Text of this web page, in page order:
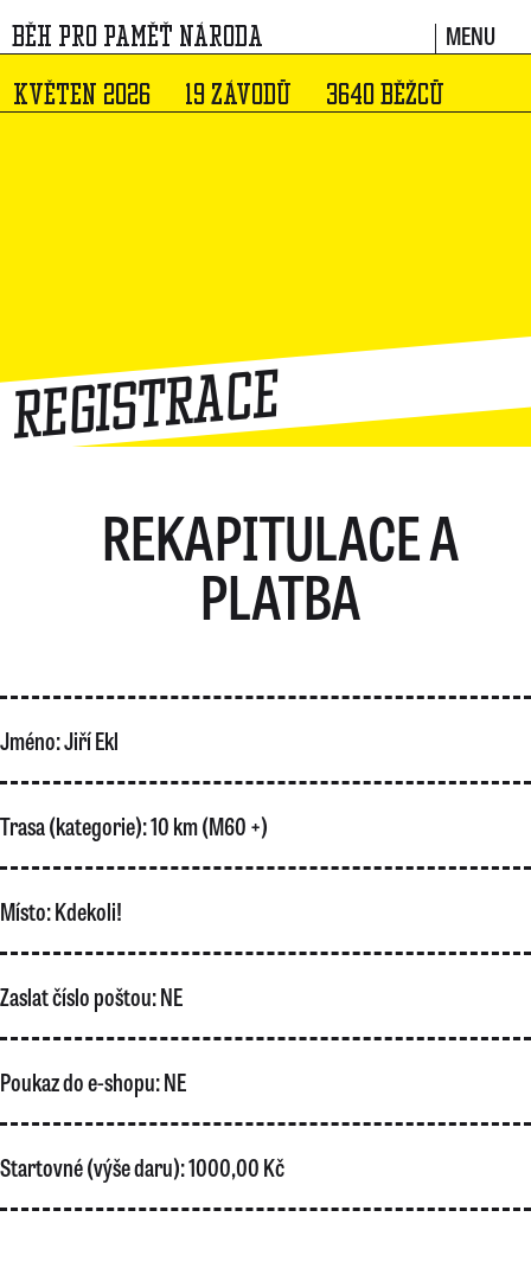
BĚH PRO PAMĚŤ NÁRODA MENU
KVĚTEN 2026 19 ZÁVODŮ 3640 BĚŽCŮ
Registrace
REKAPITULACE A
PLATBA
Jméno:Jiří Ekl
Trasa (kategorie):10 km (M60 +)
Místo:Kdekoli!
Zaslat číslo poštou:NE
Poukaz do e-shopu:NE
Startovné (výše daru):1000,00 Kč